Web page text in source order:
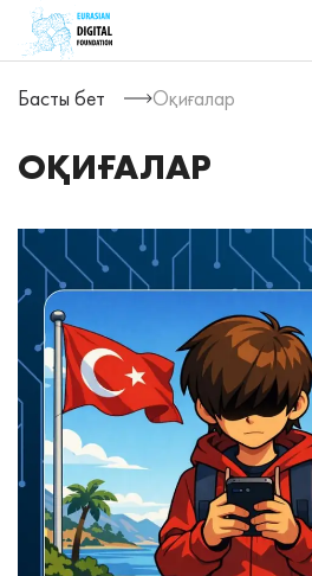
Басты бет Оқиғалар
ОҚИҒАЛАР